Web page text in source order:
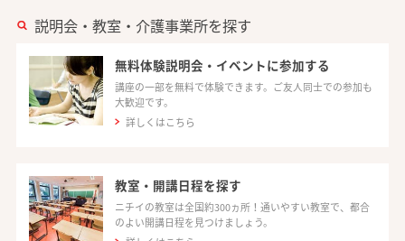
説明会・教室・介護事業所を探す
無料体験説明会・イベントに参加する
講座の一部を無料で体験できます。ご友人同士での参加も
大歓迎です。
詳しくはこちら
教室・開講日程を探す
ニチイの教室は全国約300ヵ所！通いやすい教室で、都合
のよい開講日程を見つけましょう。